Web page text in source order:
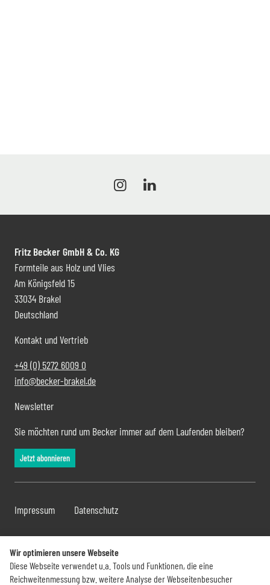
Fritz Becker GmbH & Co. KG
Formteile aus Holz und Vlies
Am Königsfeld 15
33034 Brakel
Deutschland
Kontakt und Vertrieb
+49 (0) 5272 6009 0
info@becker-brakel.de
Newsletter
Sie möchten rund um Becker immer auf dem Laufenden bleiben?
Jetzt abonnieren
Impressum Datenschutz
Wir optimieren unsere Webseite
Diese Webseite verwendet u.a. Tools und Funktionen, die eine
Reichweitenmessung bzw. weitere Analyse der Webseitenbesucher